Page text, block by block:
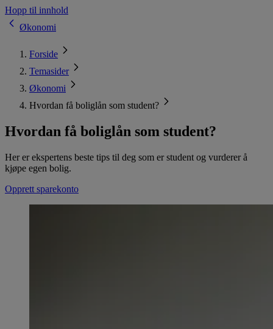
Hopp til innhold
Økonomi
Forside
Temasider
Økonomi
Hvordan få boliglån som student?
Hvordan få boliglån som student?
Her er ekspertens beste tips til deg som er student og vurderer å
kjøpe egen bolig.
Opprett sparekonto